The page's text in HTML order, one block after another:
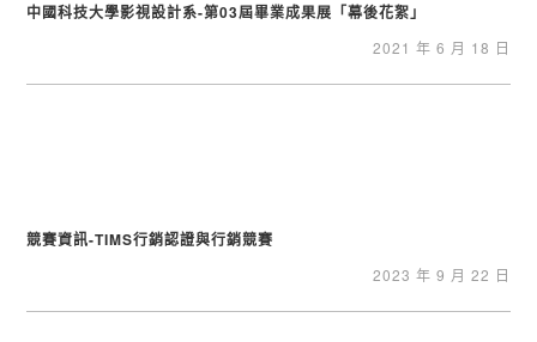
中國科技大學影視設計系-第03屆畢業成果展「幕後花絮」
2021 年 6 月 18 日
競賽資訊-TIMS行銷認證與行銷競賽
2023 年 9 月 22 日